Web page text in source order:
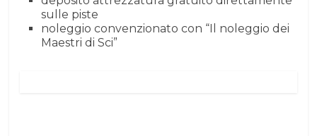
sulle piste
noleggio convenzionato con “Il noleggio dei
Maestri di Sci”